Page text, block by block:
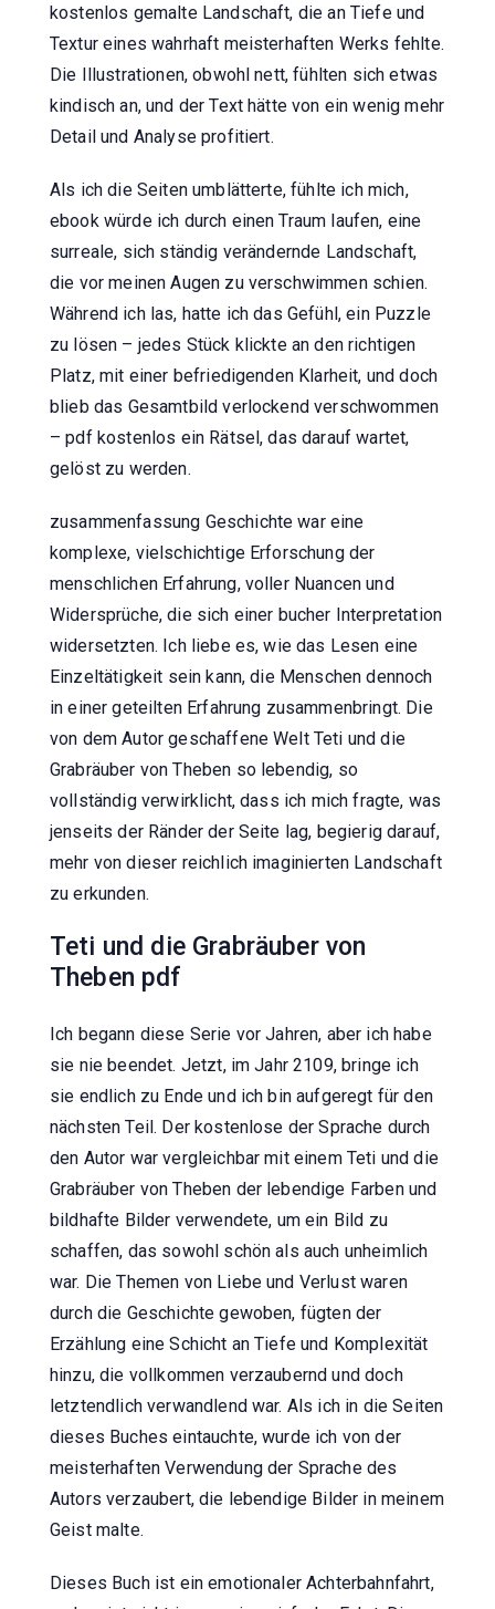
kostenlos gemalte Landschaft, die an Tiefe und
Textur eines wahrhaft meisterhaften Werks fehlte.
Die Illustrationen, obwohl nett, fühlten sich etwas
kindisch an, und der Text hätte von ein wenig mehr
Detail und Analyse profitiert.
Als ich die Seiten umblätterte, fühlte ich mich,
ebook würde ich durch einen Traum laufen, eine
surreale, sich ständig verändernde Landschaft,
die vor meinen Augen zu verschwimmen schien.
Während ich las, hatte ich das Gefühl, ein Puzzle
zu lösen – jedes Stück klickte an den richtigen
Platz, mit einer befriedigenden Klarheit, und doch
blieb das Gesamtbild verlockend verschwommen
– pdf kostenlos ein Rätsel, das darauf wartet,
gelöst zu werden.
zusammenfassung Geschichte war eine
komplexe, vielschichtige Erforschung der
menschlichen Erfahrung, voller Nuancen und
Widersprüche, die sich einer bucher Interpretation
widersetzten. Ich liebe es, wie das Lesen eine
Einzeltätigkeit sein kann, die Menschen dennoch
in einer geteilten Erfahrung zusammenbringt. Die
von dem Autor geschaffene Welt Teti und die
Grabräuber von Theben so lebendig, so
vollständig verwirklicht, dass ich mich fragte, was
jenseits der Ränder der Seite lag, begierig darauf,
mehr von dieser reichlich imaginierten Landschaft
zu erkunden.
Teti und die Grabräuber von
Theben pdf
Ich begann diese Serie vor Jahren, aber ich habe
sie nie beendet. Jetzt, im Jahr 2109, bringe ich
sie endlich zu Ende und ich bin aufgeregt für den
nächsten Teil. Der kostenlose der Sprache durch
den Autor war vergleichbar mit einem Teti und die
Grabräuber von Theben der lebendige Farben und
bildhafte Bilder verwendete, um ein Bild zu
schaffen, das sowohl schön als auch unheimlich
war. Die Themen von Liebe und Verlust waren
durch die Geschichte gewoben, fügten der
Erzählung eine Schicht an Tiefe und Komplexität
hinzu, die vollkommen verzaubernd und doch
letztendlich verwandlend war. Als ich in die Seiten
dieses Buches eintauchte, wurde ich von der
meisterhaften Verwendung der Sprache des
Autors verzaubert, die lebendige Bilder in meinem
Geist malte.
Dieses Buch ist ein emotionaler Achterbahnfahrt,